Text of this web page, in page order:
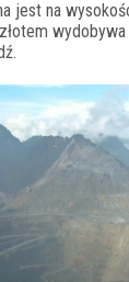
jest na